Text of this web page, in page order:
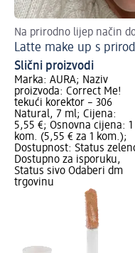
Na prirodno lijep način
Latte make up s
Slični proizvodi
Marka: AURA; Naziv
proizvoda: Correct Me!
tekući korektor – 306
Natural, 7 ml; Cijena:
5,55 €; Osnovna cijena: 1
kom. (5,55 € za 1 kom.);
Dostupnost: Status
Dostupno za isporuku,
Status sivo Odaberi dm
trgovinu